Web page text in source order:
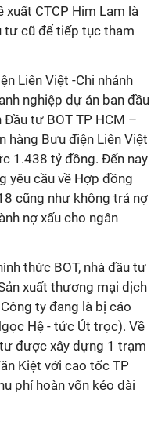
xuất CTCP Him Lam là
tư cũ để tiếp tục tham
Liên Việt -Chi nhánh
nghiệp dự án ban đầu
Đầu tư BOT TP HCM –
hàng Bưu điện Liên Việt
1.438 tỷ đồng. Đến nay
yêu cầu về Hợp đồng
cũng như không trả nợ
nợ xấu cho ngân
thức BOT, nhà đầu tư
xuất thương mại dịch
ty đang là bị cáo
Hệ - tức Út trọc). Về
được xây dựng 1 trạm
Kiệt với cao tốc TP
phí hoàn vốn kéo dài